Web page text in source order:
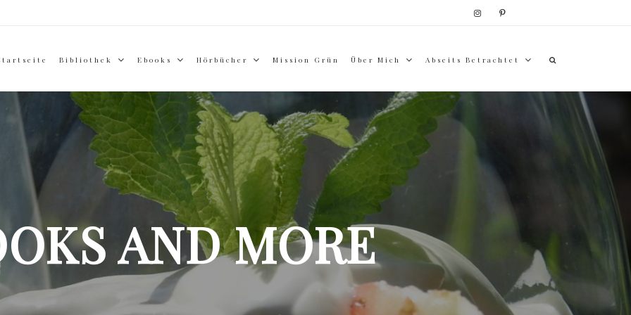
Bibliothek Ebooks Hörbücher Mission Grün Über Mich Abseits Betrachtet
AND MORE